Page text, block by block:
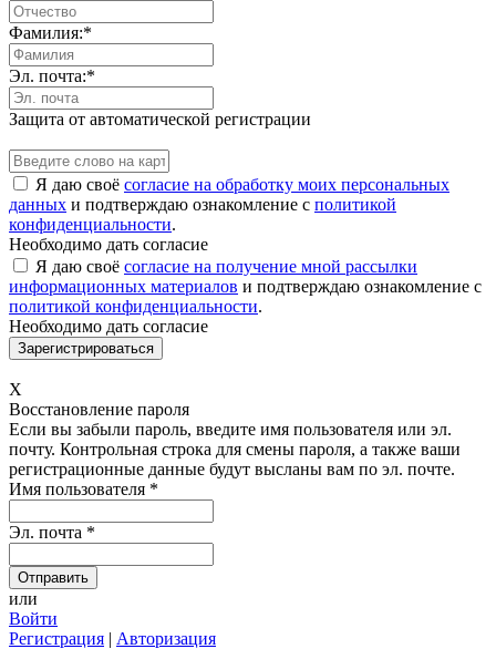
Фамилия:*
Эл. почта:*
Защита от автоматической регистрации
Я даю своё согласие на обработку моих персональных
данных и подтверждаю ознакомление с политикой
конфиденциальности.
Необходимо дать согласие
Я даю своё согласие на получение мной рассылки
информационных материалов и подтверждаю ознакомление с
политикой конфиденциальности.
Необходимо дать согласие
X
Восстановление пароля
Если вы забыли пароль, введите имя пользователя или эл.
почту. Контрольная строка для смены пароля, а также ваши
регистрационные данные будут высланы вам по эл. почте.
Имя пользователя *
Эл. почта *
или
Войти
Регистрация | Авторизация